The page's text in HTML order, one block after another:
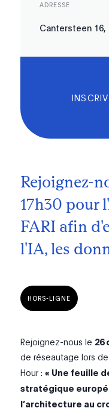
ADRESSE
Cantersteen 16,
Rejoignez-
17h30 pour
FARI afin
l'IA, les
HORS-LIGNE
Rejoignez-nous le 26
de réseautage lors
Hour :« Une feuille
stratégique
l’architecture au